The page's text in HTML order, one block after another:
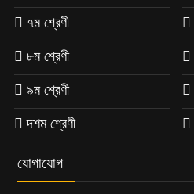
৭ম শ্রেণী
৮ম শ্রেণী
৯ম শ্রেণী
দশম শ্রেণী
যোগাযোগ